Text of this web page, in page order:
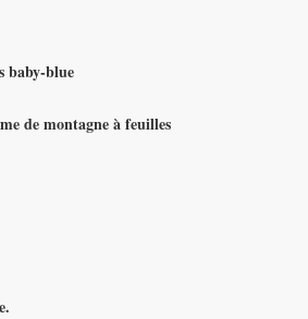
baby-blue
de montagne à feuilles